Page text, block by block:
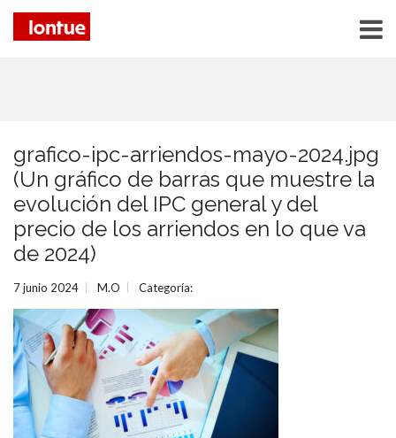
grafico-ipc-arriendos-mayo-2024.jpg
(Un gráfico de barras que muestre la
evolución del IPC general y del
precio de los arriendos en lo que va
de 2024)
7 junio 2024 M.O Categoría: